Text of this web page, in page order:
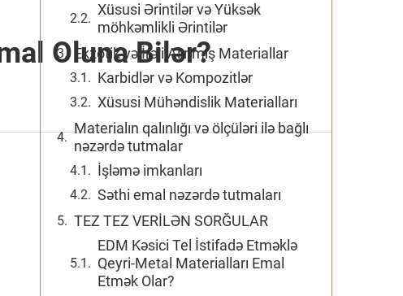
Oluna Bilər?
Xüsusi Ərintilər və Yüksək
möhkəmlikli Ərintilər
Ekzotik və İrəli Alınmış Materiallar
Karbidlər və Kompozitlər
Xüsusi Mühəndislik Materialları
Materialın qalınlığı və ölçüləri ilə bağlı
nəzərdə tutmalar
İşləmə imkanları
Səthi emal nəzərdə tutmaları
TEZ TEZ VERİLƏN SORĞULAR
EDM Kəsici Tel İstifadə Etməklə
Qeyri-Metal Materialları Emal
Etmək Olar?